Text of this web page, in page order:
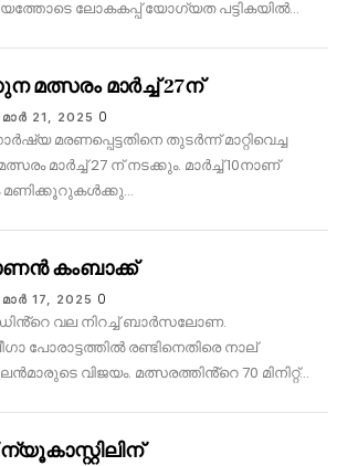
ലോകകപ്പ് യോഗ്യത പട്ടികയിൽ…
മാർച്ച് 27ന്
മാര്‍ 21, 2025 0
മരണപ്പെട്ടതിനെ തുടർന്ന് മാറ്റിവെച്ച
മാർച്ച് 27 ന് നടക്കും. മാർച്ച് 10നാണ്
മണിക്കൂറുകൾക്കു…
കംബാക്ക്
മാര്‍ 17, 2025 0
വല നിറച്ച് ബാർസലോണ.
പോരാട്ടത്തിൽ രണ്ടിനെതിരെ നാല്
വിജയം. മത്സരത്തിൻ്റെ 70 മിനിറ്റ്…